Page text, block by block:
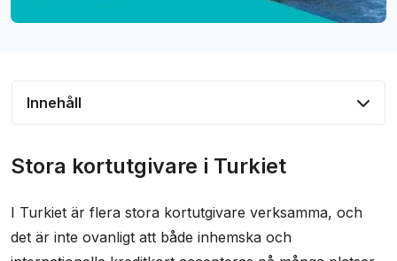
Innehåll
Avgifter vid användning av kreditkort på resan
Vi jämför villkor och avgifter för kort som
passar resan
Stora kortutgivare i Turkiet
I Turkiet är flera stora kortutgivare verksamma, och
det är inte ovanligt att både inhemska och